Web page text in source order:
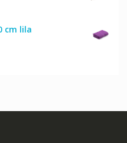
cm lila